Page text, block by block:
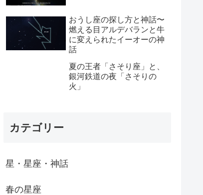
おうし座の探し方と神話〜
燃える目アルデバランと牛
に変えられたイーオーの神
話
夏の王者「さそり座」と、
銀河鉄道の夜「さそりの
火」
カテゴリー
星・星座・神話
春の星座